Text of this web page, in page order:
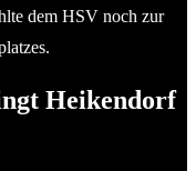
dem HSV noch zur
Heikendorf